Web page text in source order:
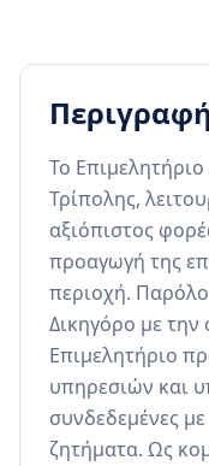
Περιγραφή
Το
Τρίπολης,
αξιόπιστος
προαγωγή της
περιοχή.
Δικηγόρο με την
Επιμελητήριο
υπηρεσιών και
συνδεδεμένες
ζητήματα. Ως